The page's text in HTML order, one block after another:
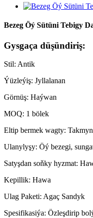
Bezeg Öý Sütüni Tebigy
Gysgaça düşündiriş:
Stil: Antik
Ýüzleýiş: Jyllalanan
Görnüş: Haýwan
MOQ: 1 bölek
Eltip bermek wagty:
Ulanylyşy: Öý bezegi,
Satyşdan soňky hyzmat:
Kepillik: Hawa
Ulag Paketi: Agaç Sandyk
Spesifikasiýa: Özleşdirip